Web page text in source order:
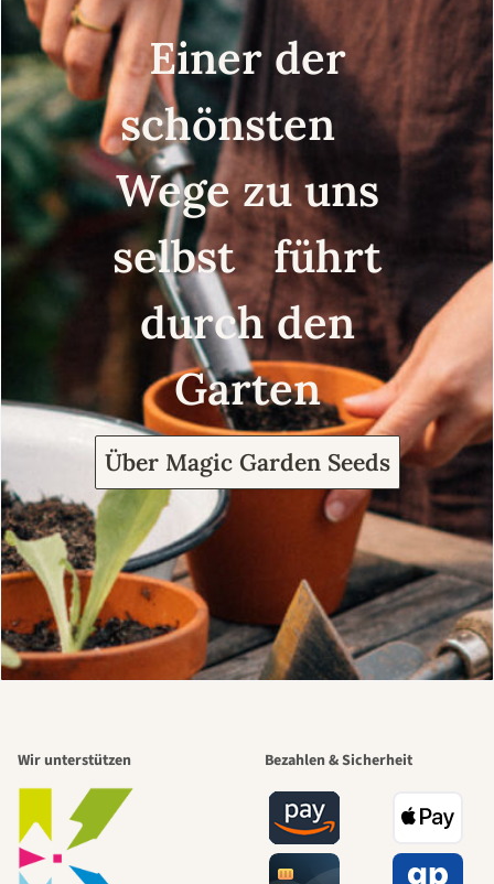
Einer der
schönsten
Wege zu uns
selbst führt
durch den
Garten
Über Magic Garden Seeds
Wir unterstützen Bezahlen & Sicherheit